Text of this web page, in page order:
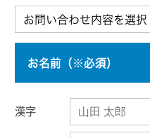
お名前（※必須）
漢字